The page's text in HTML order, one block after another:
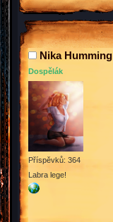
Nika Humming
Dospělák
Příspěvků: 364
Labra lege!